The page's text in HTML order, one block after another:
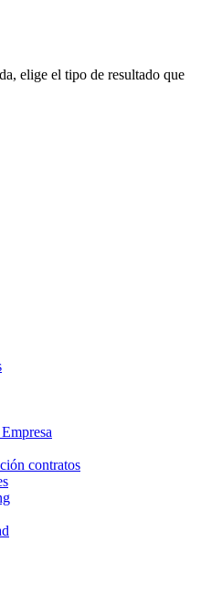
elige el tipo de resultado que
contratos